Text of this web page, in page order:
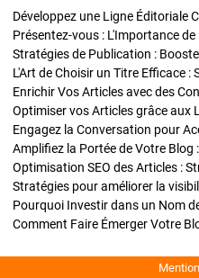
Développez une Ligne Éditoriale
Présentez-vous : L'Importance
L'Art de Choisir un Titre Efficace :
Optimiser vos Articles grâce aux
Engagez la Conversation pour
Amplifiez la Portée de Votre Blog